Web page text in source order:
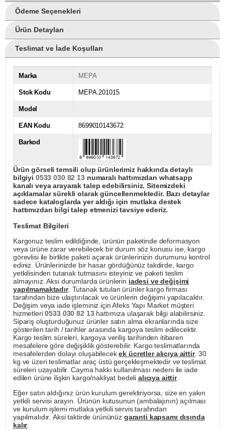
Ödeme Seçenekleri
Ürün Detayları
Teslimat ve İade Koşulları
Marka MEPA
Stok Kodu MEPA.201015
Model
EAN Kodu 8699010143672
Barkod
Ürün görseli temsili olup ürünlerimiz hakkında detaylı
bilgiyi 0533 030 82 13numaralı hattımızdan whatsapp
kanalı veya arayarak talep edebilirsiniz. Sitemizdeki
açıklamalar sürekli olarak güncellenmektedir. Bazı detaylar
sadece kataloglarda yer aldığı için mutlaka destek
hattımızdan bilgi talep etmenizi tavsiye ederiz.
Teslimat Bilgileri
Kargonuz teslim edildiğinde, ürünün paketinde deformasyon
veya ürüne zarar verebilecek bir durum söz konusu ise, kargo
görevlisi ile birlikte paketi açarak ürünlerinizin durumunu kontrol
ediniz. Ürünlerinizde bir hasar gördüğünüz takdirde, kargo
yetkilisinden tutanak tutmasını isteyiniz ve paketi teslim
almayınız. Aksi durumlarda ürünlerin iadesi ve değişimi
yapılmamaktadır. Tutanak tutulan ürünler kargo firması
tarafından bize ulaştırılacak ve ürünlerin değişimi yapılacaktır.
Değişim veya iade işleminiz için Afeks Yapı Market müşteri
hizmetleri0533 030 82 13hattımıza ulaşarak bilgi alabilirsiniz.
Sipariş oluşturduğunuz ürünler satın alma ekranlarında size
gösterilen tarih / tarihler arasında kargoya teslim edilecektir.
Kargo teslim süreleri, kargoya veriliş tarihinden itibaren
mesafelere göre değişiklik gösterebilir. Kargo teslimatlarında
mesafelerden dolayı oluşabilecekek ücretler alıcıya aittir. 30
kg ve üzeri teslimatlar araç üstü gerçekleşmektedir ve teslimat
süreleri uzayabilir. Cayma hakkı kullanılması nedeni ile iade
edilen ürüne ilişkin kargo/nakliyat bedeli alıcıya aittir.
Eğer satın aldığınız ürün kurulum gerektiriyorsa, size en yakın
yetkili servisi arayın. Ürünün kutusunun (ambalajının) açılması
ve kurulum işlemi mutlaka yetkili servis tarafından
yapılmalıdır. Aksi taktirde ürününüz garanti kapsamı dışında
kalır.